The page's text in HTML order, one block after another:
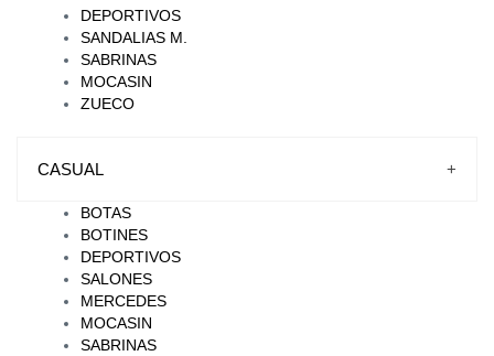
DEPORTIVOS
SANDALIAS M.
SABRINAS
MOCASIN
ZUECO
CASUAL +
BOTAS
BOTINES
DEPORTIVOS
SALONES
MERCEDES
MOCASIN
SABRINAS